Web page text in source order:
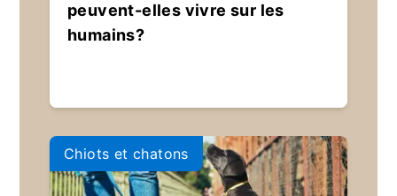
peuvent-elles vivre sur les
humains?
Chiots et chatons